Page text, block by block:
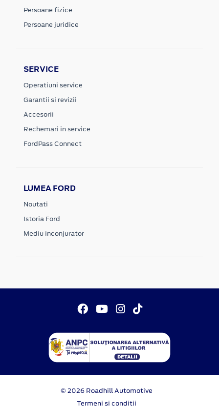
Persoane fizice
Persoane juridice
SERVICE
Operatiuni service
Garantii si revizii
Accesorii
Rechemari in service
FordPass Connect
LUMEA FORD
Noutati
Istoria Ford
Mediu inconjurator
© 2026 Roadhill Automotive
Termeni si conditii